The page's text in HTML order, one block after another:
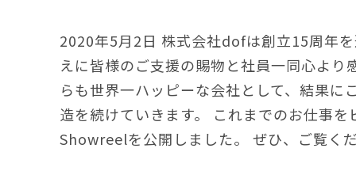
2020年5月2日 株式会社dofは創立15周年
えに皆様のご支援の賜物と社員一同心より
らも世界一ハッピーな会社として、結果に
造を続けていきます。 これまでのお仕事を
Showreelを公開しました。 ぜひ、ご覧く